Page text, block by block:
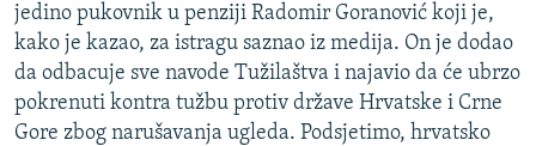
jedino pukovnik u penziji Radomir Goranović koji je,
kako je kazao, za istragu saznao iz medija. On je dodao
da odbacuje sve navode Tužilaštva i najavio da će ubrzo
pokrenuti kontra tužbu protiv države Hrvatske i Crne
Gore zbog narušavanja ugleda. Podsjetimo, hrvatsko